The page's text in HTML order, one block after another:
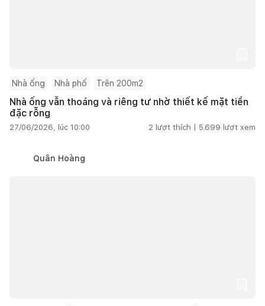
Nhà ống Nhà phố Trên 200m2
Nhà ống vẫn thoáng và riêng tư nhờ thiết kế mặt tiền
đặc rỗng
27/06/2026, lúc 10:00 2 lượt thích | 5.699 lượt xem
Quân Hoàng